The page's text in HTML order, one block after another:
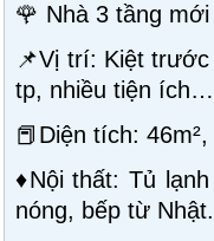
🌹 Nhà 3 tầng
📌Vị trí: Kiệt
tp, nhiều tiện
📕Diện tích:
♦️Nội thất: Tủ
nóng, bếp từ